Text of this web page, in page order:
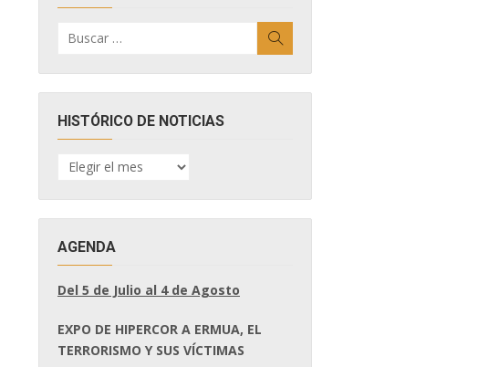
por:
HISTÓRICO DE NOTICIAS
HISTÓRICO
DE
AGENDA
Del 5 de Julio al 4 de Agosto
EXPO DE HIPERCOR A ERMUA, EL
TERRORISMO Y SUS VÍCTIMAS